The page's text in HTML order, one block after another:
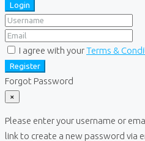
Login
I agree with yourTerms &
Register
Forgot Password
×
Please enter your username or
link to create a new password via